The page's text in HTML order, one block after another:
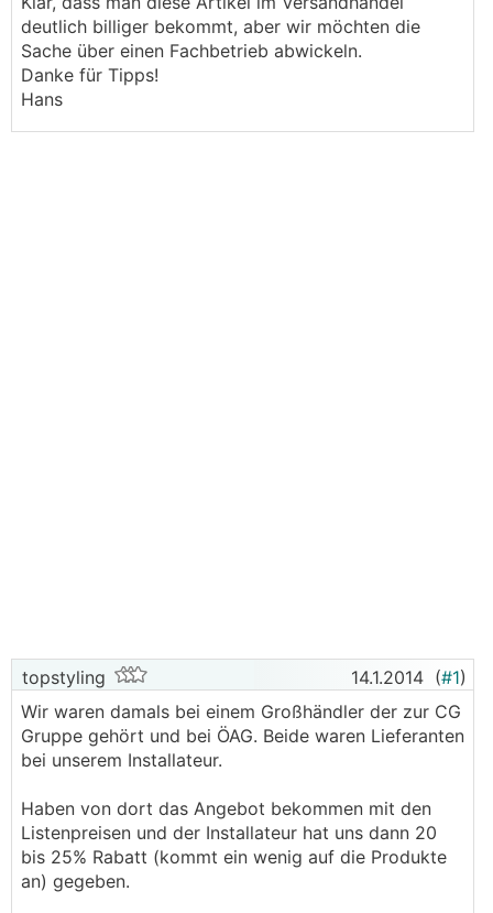
deutlich billiger bekommt, aber wir möchten die
Sache über einen Fachbetrieb abwickeln.
Danke für Tipps!
Hans
topstyling 14.1.2014 (#1)
Wir waren damals bei einem Großhändler der zur CG
Gruppe gehört und bei ÖAG. Beide waren Lieferanten
bei unserem Installateur.
Haben von dort das Angebot bekommen mit den
Listenpreisen und der Installateur hat uns dann 20
bis 25% Rabatt (kommt ein wenig auf die Produkte
an) gegeben.